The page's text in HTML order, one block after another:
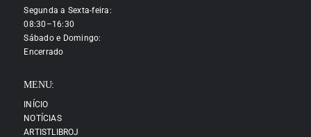
Segunda a Sexta-feira:
08:30–16:30
Sábado e Domingo:
Encerrado
MENU:
INÍCIO
NOTÍCIAS
ARTISTLIBROJ